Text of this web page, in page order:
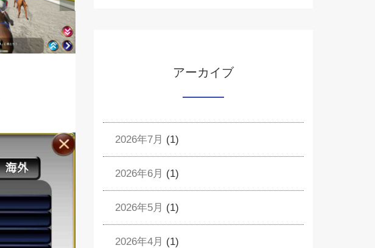
アーカイブ
2026年7月 (1)
2026年6月 (1)
2026年5月 (1)
2026年4月 (1)